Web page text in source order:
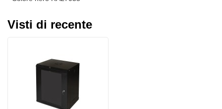
Visti di recente